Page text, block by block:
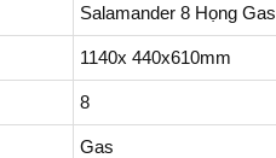
Salamander 8 Họng Gas
1140x 440x610mm
8
Gas